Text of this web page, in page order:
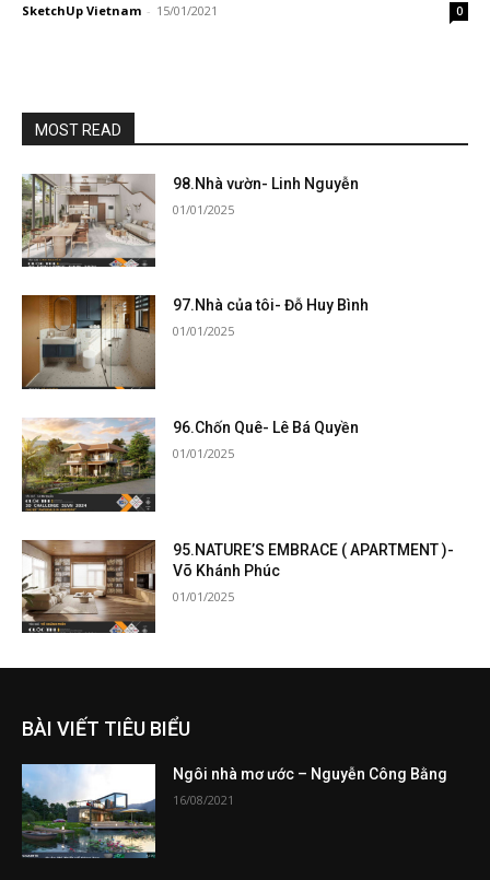
SketchUp Vietnam - 15/01/2021 0
MOST READ
98.Nhà vườn- Linh Nguyễn
01/01/2025
97.Nhà của tôi- Đỗ Huy Bình
01/01/2025
96.Chốn Quê- Lê Bá Quyền
01/01/2025
95.NATURE’S EMBRACE ( APARTMENT )-
Võ Khánh Phúc
01/01/2025
BÀI VIẾT TIÊU BIỂU
Ngôi nhà mơ ước – Nguyễn Công Bằng
16/08/2021